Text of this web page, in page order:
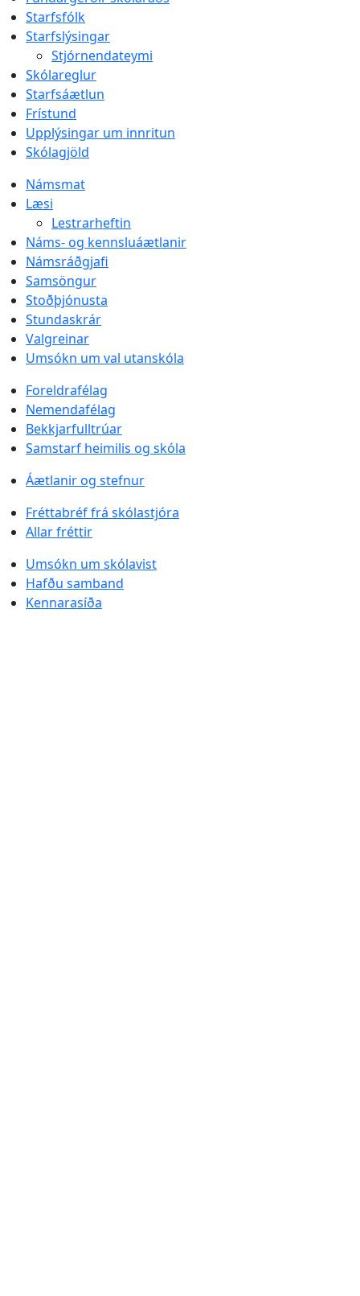
Starfsfólk
Starfslýsingar
Stjórnendateymi
Skólareglur
Starfsáætlun
Frístund
Upplýsingar um innritun
Skólagjöld
Námsmat
Læsi
Lestrarheftin
Náms- og kennsluáætlanir
Námsráðgjafi
Samsöngur
Stoðþjónusta
Stundaskrár
Valgreinar
Umsókn um val utanskóla
Foreldrafélag
Nemendafélag
Bekkjarfulltrúar
Samstarf heimilis og skóla
Áætlanir og stefnur
Fréttabréf frá skólastjóra
Allar fréttir
Umsókn um skólavist
Hafðu samband
Kennarasíða